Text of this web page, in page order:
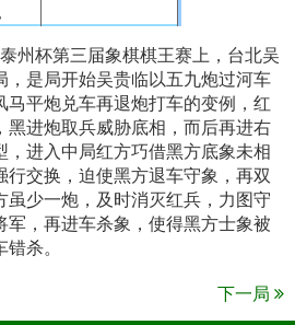
州杯第三届象棋棋王赛上，台北吴
，是局开始吴贵临以五九炮过河车
马平炮兑车再退炮打车的变例，红
黑进炮取兵威胁底相，而后再进右
，进入中局红方巧借黑方底象未相
行交换，迫使黑方退车守象，再双
虽少一炮，及时消灭红兵，力图守
军，再进车杀象，使得黑方士象被
杀。
下一局